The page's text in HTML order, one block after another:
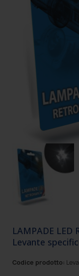
LAMPADE LED
Levante
Codice prodotto: